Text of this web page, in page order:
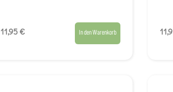
11,95 € In den Warenkorb